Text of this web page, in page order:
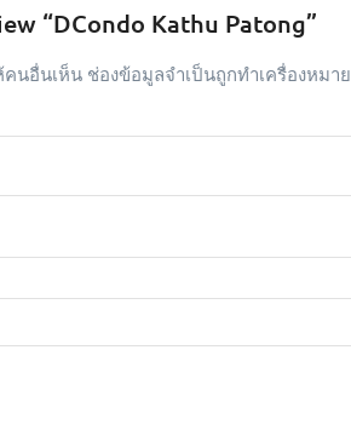
“DCondo Kathu Patong”
คนอื่นเห็น ช่องข้อมูลจำเป็นถูกทำเครื่องหมาย